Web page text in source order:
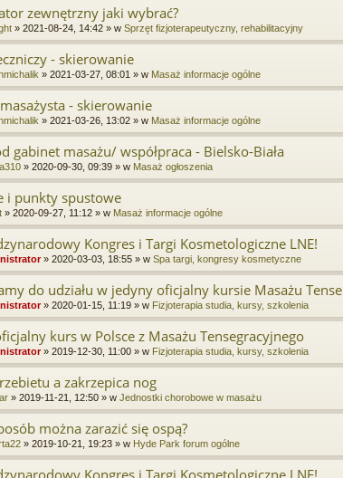
zewnętrzny jaki wybrać?
» 2021-08-24, 14:42 » w Sprzęt fizjoterapeutyczny, rehabilitacyjny
- skierowanie
» 2021-03-27, 08:01 » w Masaż informacje ogólne
- skierowanie
» 2021-03-26, 13:02 » w Masaż informacje ogólne
gabinet masażu/ współpraca - Bielsko-Biała
» 2020-09-30, 09:39 » w Masaż ogłoszenia
i punkty spustowe
» 2020-09-27, 11:12 » w Masaż informacje ogólne
Kongres i Targi Kosmetologiczne LNE!
» 2020-03-03, 18:55 » w Spa targi, kongresy kosmetyczne
do udziału w jedyny oficjalny kursie Masażu Tense
» 2020-01-15, 11:19 » w Fizjoterapia studia, kursy, szkolenia
kurs w Polsce z Masażu Tensegracyjnego
» 2019-12-30, 11:00 » w Fizjoterapia studia, kursy, szkolenia
a zakrzepica nog
» 2019-11-21, 12:50 » w Jednostki chorobowe w masażu
można zarazić się ospą?
» 2019-10-21, 19:23 » w Hyde Park forum ogólne